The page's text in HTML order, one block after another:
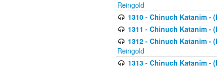
Reingold
1310 - Chinuch Katanim -
1311 - Chinuch Katanim -
1312 - Chinuch Katanim -
Reingold
1313 - Chinuch Katanim -